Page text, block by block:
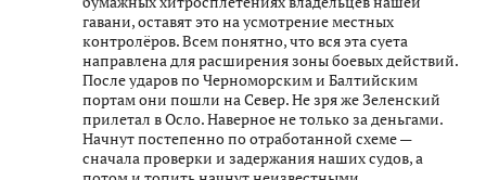
гавани, оставят это на усмотрение местных
контролёров. Всем понятно, что вся эта суета
направлена для расширения зоны боевых действий.
После ударов по Черноморским и Балтийским
портам они пошли на Север. Не зря же Зеленский
прилетал в Осло. Наверное не только за деньгами.
Начнут постепенно по отработанной схеме —
сначала проверки и задержания наших судов, а